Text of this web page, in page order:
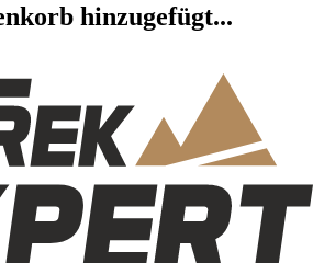
hinzugefügt...